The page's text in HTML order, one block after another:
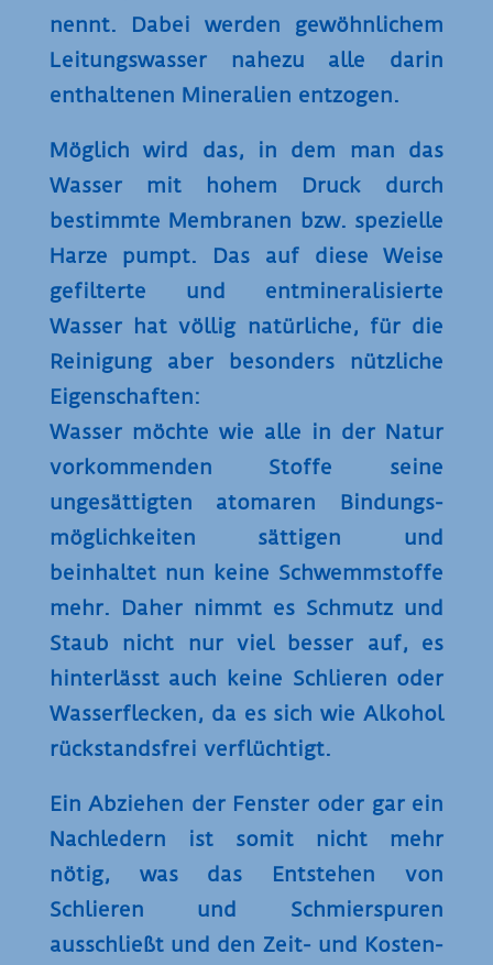
nennt. Dabei werden gewöhnlichem
Leitungs­wasser nahezu alle darin
enthaltenen Mineralien entzogen.
Möglich wird das, in dem man das
Wasser mit hohem Druck durch
bestimmte Membranen bzw. spezielle
Harze pumpt. Das auf diese Weise
gefilterte und entmine­ralisierte
Wasser hat völlig natürliche, für die
Reinigung aber besonders nützliche
Eigenschaften:
Wasser möchte wie alle in der Natur
vorkom­menden Stoffe seine
ungesättigten atomaren Bindungs­
möglichkeiten sättigen und
beinhaltet nun keine Schwemm­stoffe
mehr. Daher nimmt es Schmutz und
Staub nicht nur viel besser auf, es
hinter­lässt auch keine Schlieren oder
Wasser­flecken, da es sich wie Alkohol
rück­standsfrei verflüchtigt.
Ein Abziehen der Fenster oder gar ein
Nachledern ist somit nicht mehr
nötig, was das Entstehen von
Schlieren und Schmier­spuren
ausschließt und den Zeit- und Kosten­